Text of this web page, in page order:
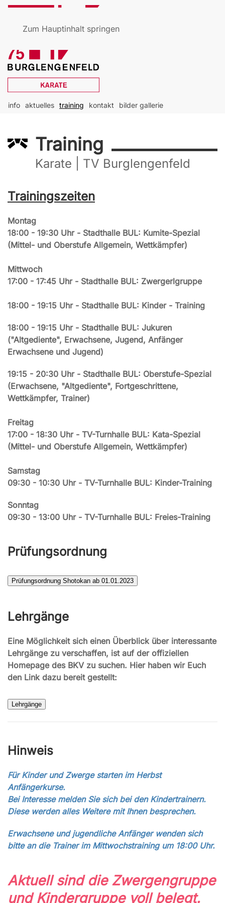
Zum Hauptinhalt springen
info aktuelles training kontakt bilder gallerie
Training
Karate | TV Burglengenfeld
Trainingszeiten
Montag
18:00 - 19:30 Uhr - Stadthalle BUL: Kumite-Spezial
(Mittel- und Oberstufe Allgemein, Wettkämpfer)
Mittwoch
17:00 - 17:45 Uhr - Stadthalle BUL: Zwergerlgruppe
18:00 - 19:15 Uhr - Stadthalle BUL: Kinder - Training
18:00 - 19:15 Uhr - Stadthalle BUL: Jukuren
("Altgediente", Erwachsene, Jugend, Anfänger
Erwachsene und Jugend)
19:15 - 20:30 Uhr - Stadthalle BUL: Oberstufe-Spezial
(Erwachsene, "Altgediente", Fortgeschrittene,
Wettkämpfer, Trainer)
Freitag
17:00 - 18:30 Uhr - TV-Turnhalle BUL: Kata-Spezial
(Mittel- und Oberstufe Allgemein, Wettkämpfer)
Samstag
09:30 - 10:30 Uhr - TV-Turnhalle BUL: Kinder-Training
Sonntag
09:30 - 13:00 Uhr - TV-Turnhalle BUL: Freies-Training
Prüfungsordnung
Lehrgänge
Eine Möglichkeit sich einen Überblick über interessante
Lehrgänge zu verschaffen, ist auf der offiziellen
Homepage des BKV zu suchen. Hier haben wir Euch
den Link dazu bereit gestellt:
Hinweis
Für Kinder und Zwerge starten im Herbst
Anfängerkurse.
Bei Interesse melden Sie sich bei den Kindertrainern.
Diese werden alles Weitere mit Ihnen besprechen.
Erwachsene und jugendliche Anfänger wenden sich
bitte an die Trainer im Mittwochstraining um 18:00 Uhr.
Aktuell sind die Zwergengruppe
und Kindergruppe voll belegt.